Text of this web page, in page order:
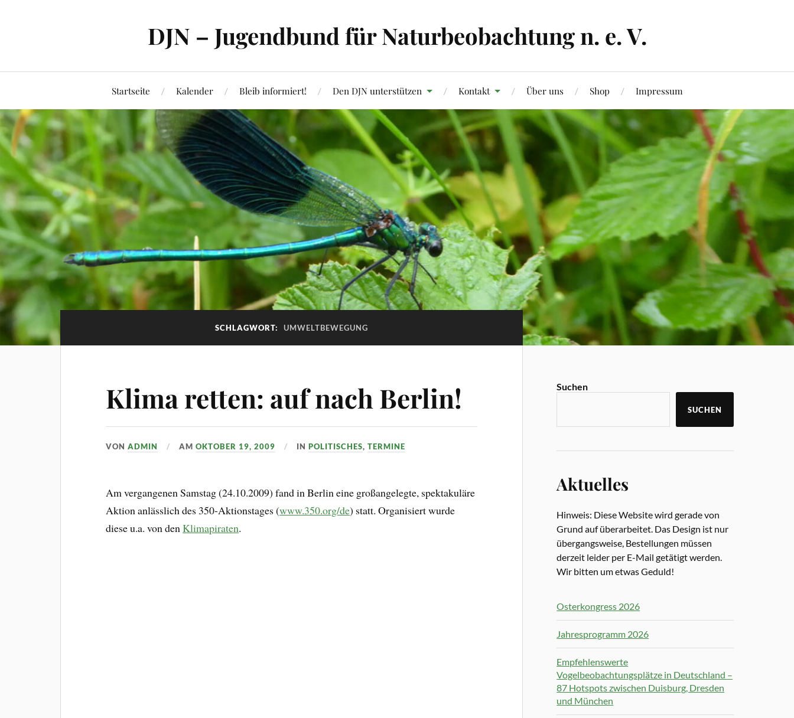
DJN – Jugendbund für Naturbeobachtung n. e. V.
Startseite Kalender Bleib informiert! Den DJN unterstützen Kontakt Über uns Shop Impressum
SCHLAGWORT: UMWELTBEWEGUNG
Klima retten: auf nach Berlin!
VONADMIN AMOKTOBER 19, 2009 INPOLITISCHES,TERMINE
Am vergangenen Samstag (24.10.2009) fand in Berlin eine großangelegte, spektakuläre
Aktion anlässlich des 350-Aktionstages (www.350.org/de) statt. Organisiert wurde
diese u.a. von denKlimapiraten.
Suchen
SUCHEN
Aktuelles
Hinweis: Diese Website wird gerade von
Grund auf überarbeitet. Das Design ist nur
übergangsweise, Bestellungen müssen
derzeit leider per E-Mail getätigt werden.
Wir bitten um etwas Geduld!
Osterkongress 2026
Jahresprogramm 2026
Empfehlenswerte
Vogelbeobachtungsplätze in Deutschland –
87 Hotspots zwischen Duisburg, Dresden
und München